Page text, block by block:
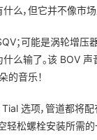
么，但它并不像市
；可能是涡轮增
么输了。该 BOV
的音乐！
选项，管道都将
轻松螺栓安装所需